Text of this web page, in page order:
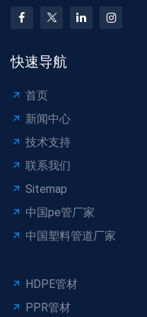
快速导航
首页
新闻中心
技术支持
联系我们
Sitemap
中国pe管厂家
中国塑料管道厂家
HDPE管材
PPR管材